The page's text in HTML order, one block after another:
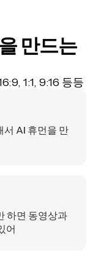
만드는
1:1, 9:16 등등
서 AI 휴먼을 만
하면 동영상과
어